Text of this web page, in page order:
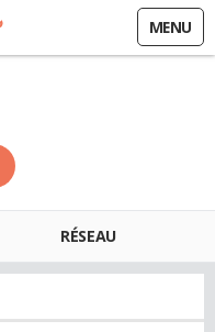
MENU
RÉSEAU